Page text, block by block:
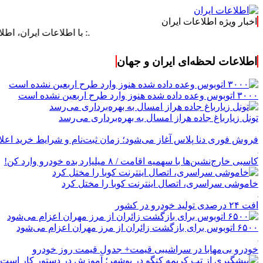
اخبار ویژه اطلاعات ایران
.: با اطلاعات ایران، اطلاعات
اطلاعات لحظه‌ای ایران و جهان
۳۰۰۰ اتوبوس وعده داده شده هنوز وارد طرح اربعین نشده است
تونل زیارباغ جاده هراز امسال به بهره‌برداری می‌رسد
فروش فوری دنا پلاس آغاز می‌شود؛ زمان ثبت‌نام و شرایط خرید
کاسبی خارج‌نشین‌ها با سهمیه اقامت / ۸ میلیارد بده خودرو وارد کن!
خاموشی سراسری، اتصال اینترنت کوبا را مختل کرد
افت ۲۴ درصدی تولید خودرو در کشور
۶۵۰۰ اتوبوس برای بازگشت زائران از مرز مهران اعزام می‌شود
خودرو بی‌مهابا در سراشیبی قیمت+ جدول قیمت روز خودرو